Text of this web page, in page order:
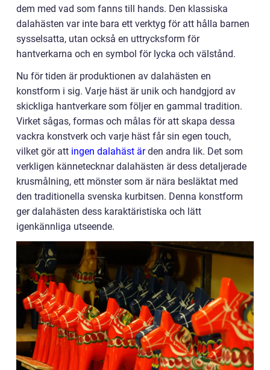
dem med vad som fanns till hands. Den klassiska
dalahästen var inte bara ett verktyg för att hålla barnen
sysselsatta, utan också en uttrycksform för
hantverkarna och en symbol för lycka och välstånd.
Nu för tiden är produktionen av dalahästen en
konstform i sig. Varje häst är unik och handgjord av
skickliga hantverkare som följer en gammal tradition.
Virket sågas, formas och målas för att skapa dessa
vackra konstverk och varje häst får sin egen touch,
vilket gör att ingen dalahäst ärden andra lik. Det som
verkligen kännetecknar dalahästen är dess detaljerade
krusmålning, ett mönster som är nära besläktat med
den traditionella svenska kurbitsen. Denna konstform
ger dalahästen dess karaktäristiska och lätt
igenkännliga utseende.